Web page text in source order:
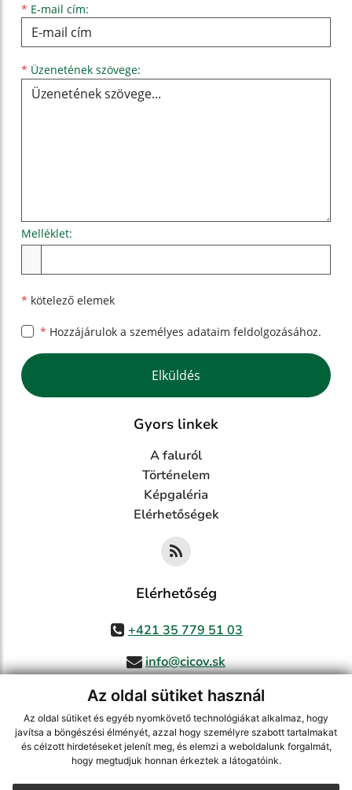
Az oldal sütiket használ
Az oldal sütiket és egyéb nyomkövető technológiákat alkalmaz, hogy
javítsa a böngészési élményét, azzal hogy személyre szabott tartalmakat
és célzott hirdetéseket jelenít meg, és elemzi a weboldalunk forgalmát,
hogy megtudjuk honnan érkeztek a látogatóink.
* E-mail cím:
* Üzenetének szövege:
Melléklet:
* kötelező elemek
* Hozzájárulok a személyes adataim feldolgozásához.
Google reCaptcha Response
Elküldés
Gyors linkek
A faluról
Történelem
Képgaléria
Elérhetőségek
Elérhetőség
+421 35 779 51 03
info@cicov.sk
használja ki a legfrissebb információk követését az RSS funkcióval,
ECHELON 2 CMS rendszer (tartalomkezelő rendszer),Honlaptérkép
Internetes portál, webhosting,webex.digital, s.r.o.,Domain-ek